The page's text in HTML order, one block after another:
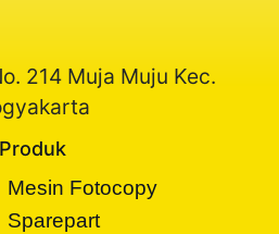
214 Muja Muju Kec.
Produk
Mesin Fotocopy
Sparepart